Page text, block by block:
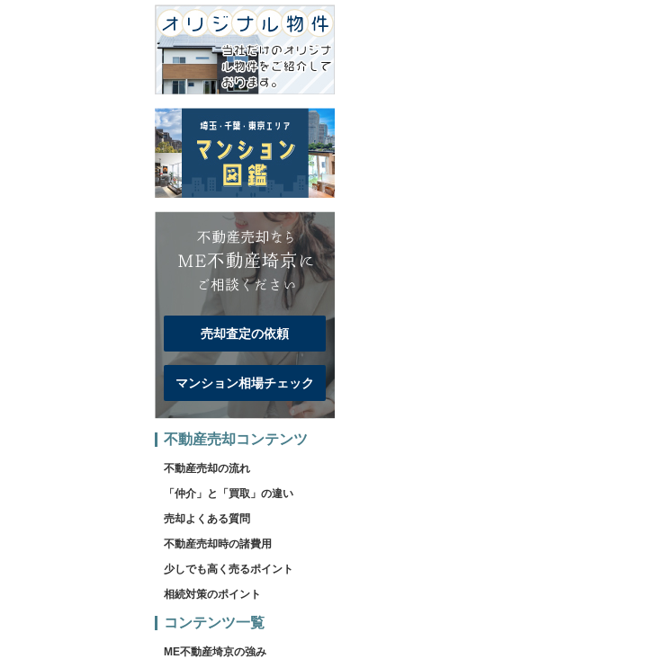
売却査定の依頼
マンション相場チェック
不動産売却コンテンツ
不動産売却の流れ
「仲介」と「買取」の違い
売却よくある質問
不動産売却時の諸費用
少しでも高く売るポイント
相続対策のポイント
コンテンツ一覧
ME不動産埼京の強み